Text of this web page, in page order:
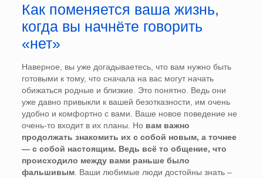
Как поменяется ваша жизнь,
когда вы начнёте говорить
«нет»
Наверное, вы уже догадываетесь, что вам нужно быть
готовыми к тому, что сначала на вас могут начать
обижаться родные и близкие. Это понятно. Ведь они
уже давно привыкли к вашей безотказности, им очень
удобно и комфортно с вами. Ваше новое поведение не
очень-то входит в их планы. Но вам важно
продолжать знакомить их с собой новым, а точнее
— с собой настоящим. Ведь всё то общение, что
происходило между вами раньше было
фальшивым. Ваши любимые люди достойны знать –